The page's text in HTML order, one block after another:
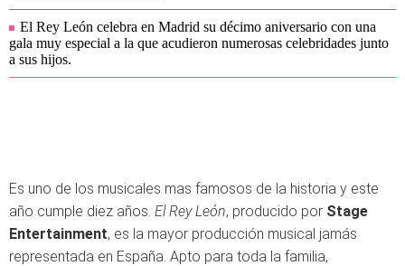
El Rey León celebra en Madrid su décimo aniversario con una
gala muy especial a la que acudieron numerosas celebridades junto
a sus hijos.
Es uno de los musicales mas famosos de la historia y este
año cumple diez años. El Rey León, producido por Stage
Entertainment, es la mayor producción musical jamás
representada en España. Apto para toda la familia,